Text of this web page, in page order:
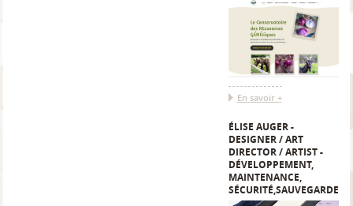
En savoir +
ÉLISE AUGER -
DESIGNER / ART
DIRECTOR / ARTIST -
DÉVELOPPEMENT,
MAINTENANCE,
SÉCURITÉ,SAUVEGARDE